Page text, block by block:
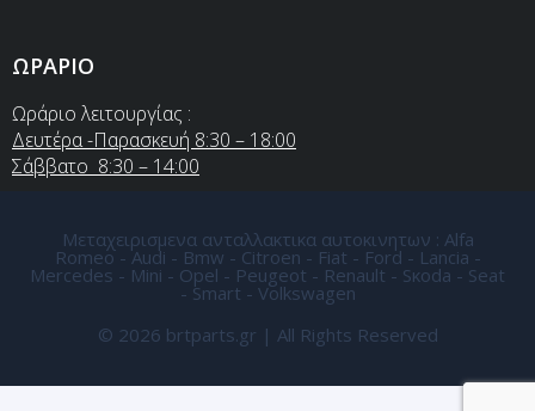
ΩΡΑΡΙΟ
Ωράριο λειτουργίας :
Δευτέρα -Παρασκευή 8:30 – 18:00
Σάββατο 8:30 – 14:00
Μεταχειρισμενα ανταλλακτικα αυτοκινητων : Alfa
Romeo - Audi - Bmw - Citroen - Fiat - Ford - Lancia -
Mercedes - Mini - Opel - Peugeot - Renault - Sκoda - Seat
- Smart - Volkswagen
© 2026 brtparts.gr | All Rights Reserved